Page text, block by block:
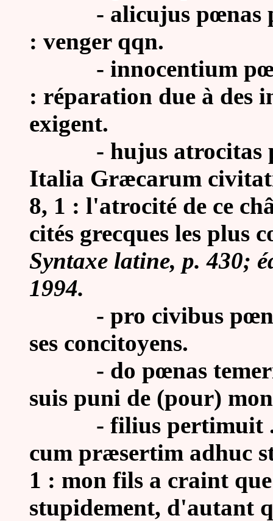
- alicujus pœnas
: venger qqn.
- innocentium
: réparation due à des
exigent.
- hujus atrocitas
Italia Græcarum
8, 1 : l'atrocité de ce
cités grecques les plus
Syntaxe latine, p. 430;
1994.
- pro civibus
ses concitoyens.
- do pœnas
suis puni de (pour)
- filius pertimuit ...
cum præsertim adhuc
1 : mon fils a craint
stupidement, d'autant